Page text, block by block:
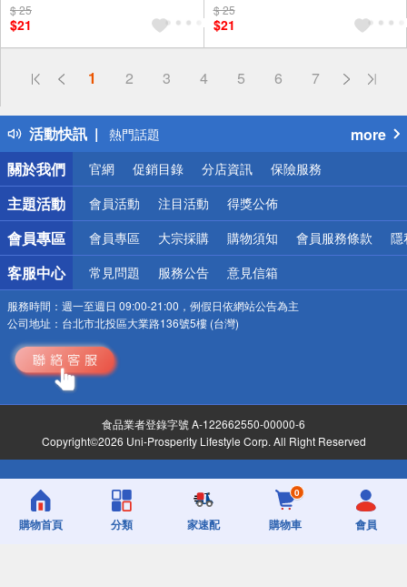
$ 25
$21
$ 25
$21
1 2 3 4 5 6 7
活動快訊
偏遠地區配送
得獎公告
熱門話題
銀行優惠
偏遠地區配送
詐騙網頁！請小心！
more
關於我們
官網 促銷目錄 分店資訊 保險服務
主題活動 會員活動 注目活動 得獎公佈
會員專區 會員專區 大宗採購 購物須知 會員服務條款 隱
客服中心 常見問題 服務公告 意見信箱
服務時間： 週一至週日 09:00-21:00，例假日依網站公告為主
公司地址： 台北市北投區大業路136號5樓 (台灣)
食品業者登錄字號 A-122662550-00000-6
Copyright©2026 Uni-Prosperity Lifestyle Corp. All Right Reserved
購物首頁 分類 家速配
0
購物車 會員